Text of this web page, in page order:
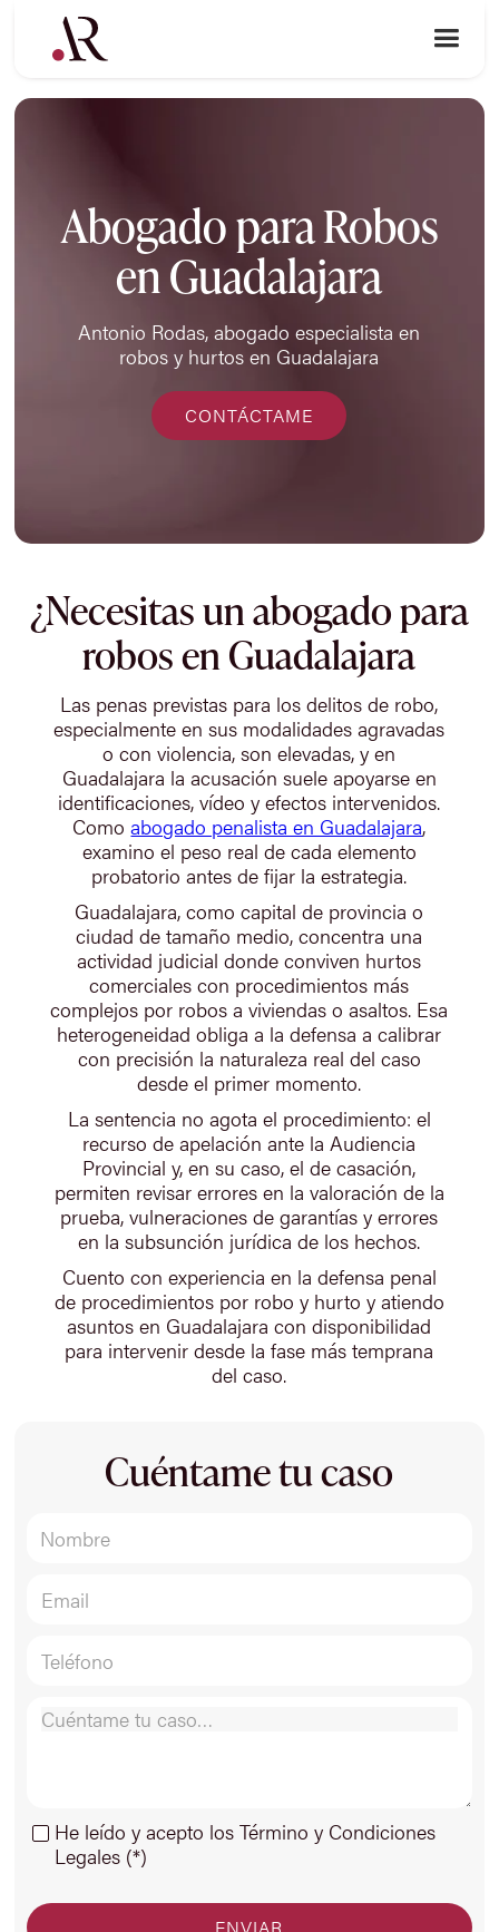
Abogado para Robos
en Guadalajara
Antonio Rodas, abogado especialista en
robos y hurtos en Guadalajara
CONTÁCTAME
¿Necesitas un abogado para
robos en Guadalajara
Las penas previstas para los delitos de robo,
especialmente en sus modalidades agravadas
o con violencia, son elevadas, y en
Guadalajara la acusación suele apoyarse en
identificaciones, vídeo y efectos intervenidos.
Comoabogado penalista en Guadalajara,
examino el peso real de cada elemento
probatorio antes de fijar la estrategia.
Guadalajara, como capital de provincia o
ciudad de tamaño medio, concentra una
actividad judicial donde conviven hurtos
comerciales con procedimientos más
complejos por robos a viviendas o asaltos. Esa
heterogeneidad obliga a la defensa a calibrar
con precisión la naturaleza real del caso
desde el primer momento.
La sentencia no agota el procedimiento: el
recurso de apelación ante la Audiencia
Provincial y, en su caso, el de casación,
permiten revisar errores en la valoración de la
prueba, vulneraciones de garantías y errores
en la subsunción jurídica de los hechos.
Cuento con experiencia en la defensa penal
de procedimientos por robo y hurto y atiendo
asuntos en Guadalajara con disponibilidad
para intervenir desde la fase más temprana
del caso.
Cuéntame tu caso
He leído y acepto los Término y Condiciones
Legales (*)